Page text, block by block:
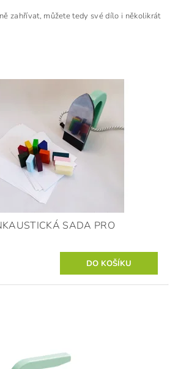
zahřívat, můžete tedy své dílo i několikrát
SADA PRO